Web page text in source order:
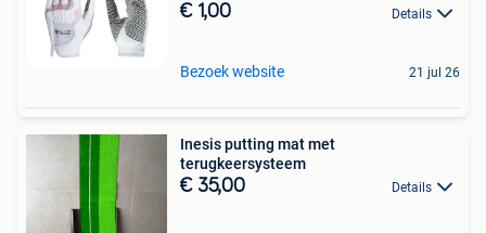
€ 1,00 Details
Bezoek website 21 jul 26
Inesis putting mat met
terugkeersysteem
€ 35,00 Details